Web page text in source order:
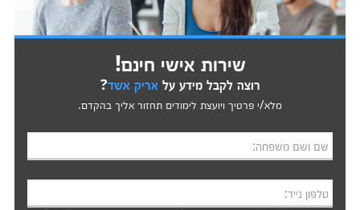
שירות אישי חינם!
רוצה לקבל מידע על אריק אשד?
מלא/י פרטיך ויועצת לימודים תחזור אליך בהקדם.
שם ושם משפחה:
טלפון נייד: